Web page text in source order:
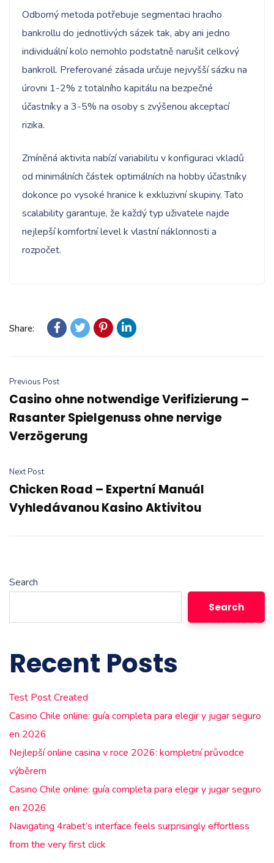
Odborný metoda potřebuje segmentaci hracího
bankrollu do jednotlivých sázek tak, aby ani jedno
individuální kolo nemohlo podstatně narušit celkový
bankroll. Preferované zásada určuje nejvyšší sázku na
úrovni 1-2% z totalního kapitálu na bezpečné
účastníky a 3-5% na osoby s zvýšenou akceptací
rizika.
Zmíněná aktivita nabízí variabilitu v konfiguraci vkladů
od minimálních částek optimálních na hobby účastníky
dokonce po vysoké hranice k exkluzivní skupiny. Tato
scalability garantuje, že každý typ uživatele najde
nejlepší komfortní level k vlastní náklonnosti a
rozpočet.
Share:
Previous Post
Casino ohne notwendige Verifizierung –
Rasanter Spielgenuss ohne nervige
Verzögerung
Next Post
Chicken Road – Expertní Manuál
Vyhledávanou Kasino Aktivitou
Search
Search
Recent Posts
Test Post Created
Casino Chile online: guía completa para elegir y jugar seguro
en 2026
Nejlepší online casina v roce 2026: kompletní průvodce
výběrem
Casino Chile online: guía completa para elegir y jugar seguro
en 2026
Navigating 4rabet’s interface feels surprisingly effortless
from the very first click